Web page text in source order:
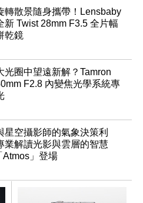
轉散景隨身攜帶！Lensbaby
新 Twist 28mm F3.5 全片幅
乾鏡
光圈中望遠新解？Tamron
F2.8 內變焦光學系統專
星空攝影師的氣象決策利
業解讀光影與雲層的智慧
Atmos」登場